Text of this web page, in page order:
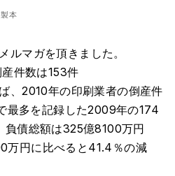
本
ルマガを頂きました。
件数は153件
、2010年の印刷業者の倒産件
最多を記録した2009年の174
負債総額は325億8100万円
円に比べると41.4％の減